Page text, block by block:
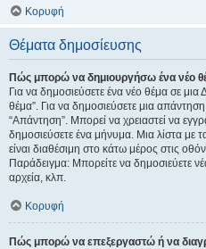
Κορυφή
Θέματα δημοσίευσης
Πώς μπορώ να δημιουργήσω ένα νέο
Για να δημοσιεύσετε ένα νέο θέμα σε
θέμα”. Για να δημοσιεύσετε μια
“Απάντηση”. Μπορεί να χρειαστεί να
δημοσιεύσετε ένα μήνυμα. Μια λίστα με
είναι διαθέσιμη στο κάτω μέρος στις
Παράδειγμα: Μπορείτε να δημοσιεύετε
αρχεία, κλπ.
Κορυφή
Πώς μπορώ να επεξεργαστώ ή να